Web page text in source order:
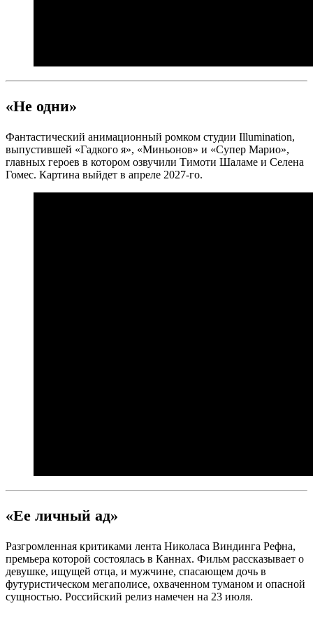
«Не одни»
Фантастический анимационный ромком студии Illumination,
выпустившей «Гадкого я», «Миньонов» и «Супер Марио»,
главных героев в котором озвучили Тимоти Шаламе и Селена
Гомес. Картина выйдет в апреле 2027-го.
«Ее личный ад»
Разгромленная критиками лента Николаса Виндинга Рефна,
премьера которой состоялась в Каннах. Фильм рассказывает о
девушке, ищущей отца, и мужчине, спасающем дочь в
футуристическом мегаполисе, охваченном туманом и опасной
сущностью. Российский релиз намечен на 23 июля.